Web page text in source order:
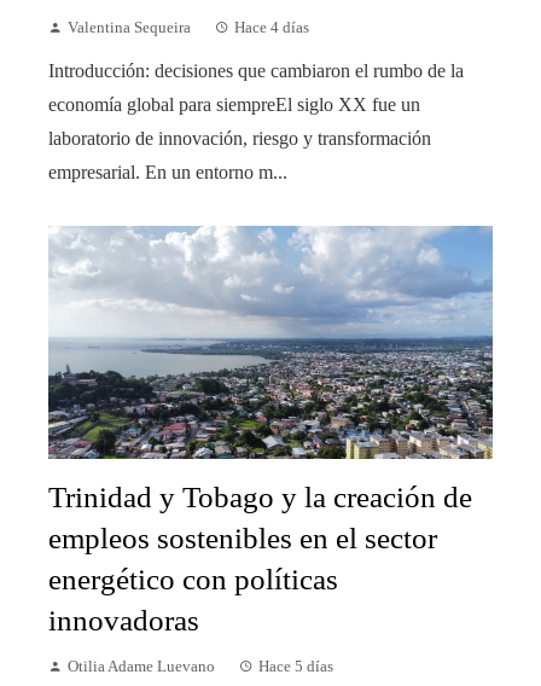
Valentina Sequeira Hace 4 días
Introducción: decisiones que cambiaron el rumbo de la
economía global para siempreEl siglo XX fue un
laboratorio de innovación, riesgo y transformación
empresarial. En un entorno m...
Trinidad y Tobago y la creación de
empleos sostenibles en el sector
energético con políticas
innovadoras
Otilia Adame Luevano Hace 5 días